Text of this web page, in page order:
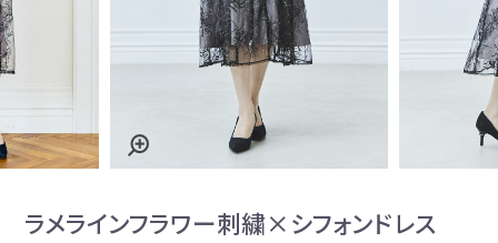
ラメラインフラワー刺繍×シフォンドレス